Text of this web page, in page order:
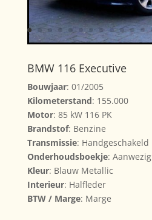
BMW 116 Executive
Bouwjaar: 01/2005
Kilometerstand: 155.000
Motor: 85 kW 116 PK
Brandstof: Benzine
Transmissie: Handgeschakeld
Onderhoudsboekje: Aanwezig
Kleur: Blauw Metallic
Interieur: Halfleder
BTW / Marge: Marge